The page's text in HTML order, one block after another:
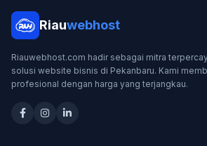
Riauwebhost
Riauwebhost.com hadir sebagai mitra
solusi website bisnis di Pekanbaru. Kami
profesional dengan harga yang terjangkau.